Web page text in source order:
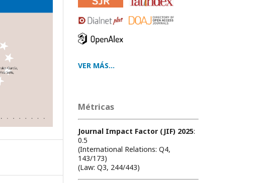
VER MÁS...
Métricas
Journal Impact Factor (JIF) 2025:
0.5
(International Relations: Q4,
143/173)
(Law: Q3, 244/443)